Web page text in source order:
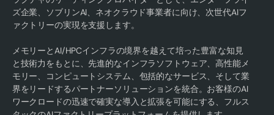
ズ企業、ソブリンAI、ネオクラウド事業者に向け、次世代AIフ
ァクトリーの実現を支援します。
メモリーとAI/HPCインフラの境界を越えて培った豊富な知見
と技術力をもとに、先進的なインフラソフトウェア、高性能メ
モリー、コンピュートシステム、包括的なサービス、そして業
界をリードするパートナーソリューションを統合。お客様のAI
ワークロードの迅速で確実な導入と拡張を可能にする、フルス